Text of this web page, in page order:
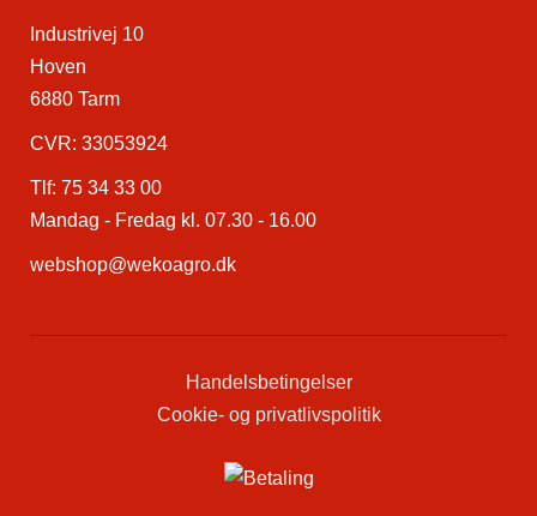
Industrivej 10
Hoven
6880 Tarm
CVR: 33053924
Tlf: 75 34 33 00
Mandag - Fredag kl. 07.30 - 16.00
webshop@wekoagro.dk
Handelsbetingelser
Cookie- og privatlivspolitik